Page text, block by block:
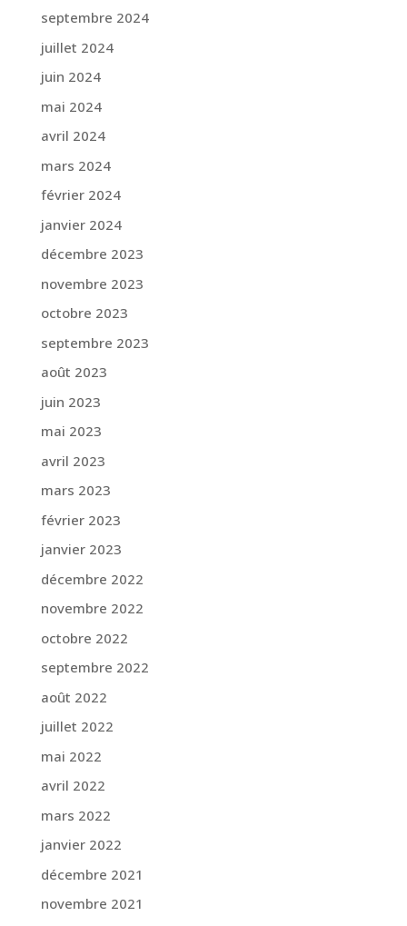
septembre 2024
juillet 2024
juin 2024
mai 2024
avril 2024
mars 2024
février 2024
janvier 2024
décembre 2023
novembre 2023
octobre 2023
septembre 2023
août 2023
juin 2023
mai 2023
avril 2023
mars 2023
février 2023
janvier 2023
décembre 2022
novembre 2022
octobre 2022
septembre 2022
août 2022
juillet 2022
mai 2022
avril 2022
mars 2022
janvier 2022
décembre 2021
novembre 2021